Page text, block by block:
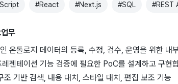
#React #Next.js #SQL #REST
무
온톨로지 데이터의 등록, 수정, 검수, 운영을 위한 내
젠테이션 기능 검증에 필요한 PoC를 설계하고 구현
조 기반 검색, 내용 대치, 스타일 대치, 편집 보조 기능